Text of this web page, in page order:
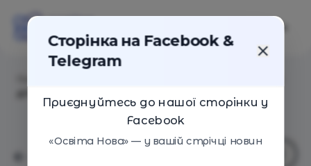
Сторінка на Facebook &
Telegram
Приєднуйтесь до нашої сторінки у
Facebook
«Освіта Нова» — у вашій стрічці новин